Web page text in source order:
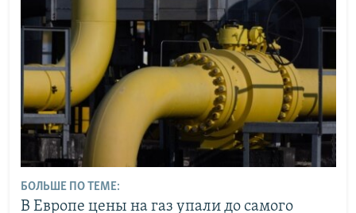
БОЛЬШЕ ПО ТЕМЕ:
В Европе цены на газ упали до самого